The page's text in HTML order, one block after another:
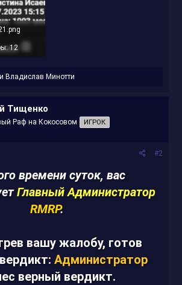
12
иВладислав Минотти
Тищенко
Раф на Кокосовом ИГРОК
#2
времени суток, вас
Главный Администратор
RMRP.
вашу жалобу, готов
Администратор
верный вердикт.